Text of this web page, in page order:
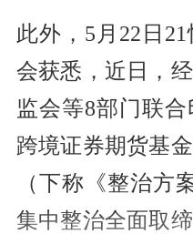
此外，5月22日
会获悉，近日，
监会等8部门联
跨境证券期货基
（下称《整治方
集中整治全面取